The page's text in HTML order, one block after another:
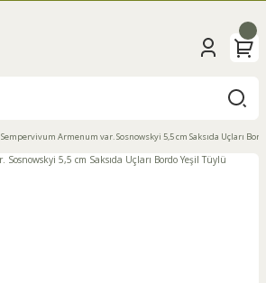
Sempervivum Armenum var. Sosnowskyi 5,5 cm Saksıda Uçları